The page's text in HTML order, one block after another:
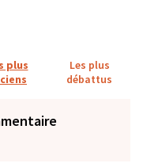
plus
Les plus
débattus